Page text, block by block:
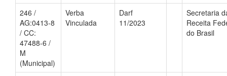
246 /
AG:0413-8
/ CC:
47488-6 /
M
(Municipal)
Verba
Vinculada
Darf
11/2023
Secretaria
Receita
do Brasil